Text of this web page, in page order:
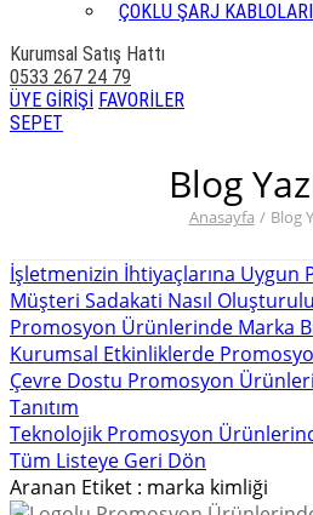
ÇOKLU ŞARJ KABLOLARI
Kurumsal Satış Hattı
0533 267 24 79
ÜYE GİRİŞİ FAVORİLER
SEPET
Blog
Anasayfa / Blog
İşletmenizin İhtiyaçlarına Uygun
Müşteri Sadakati Nasıl
Promosyon Ürünlerinde Marka
Kurumsal Etkinliklerde
Çevre Dostu Promosyon
Tanıtım
Teknolojik Promosyon
Tüm Listeye Geri Dön
Aranan Etiket : marka kimliği